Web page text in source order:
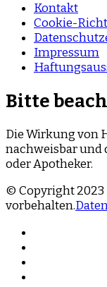
Kontakt
Cookie-
Impressum
Bitte
Die Wirkung von
nachweisbar und
oder Apotheker.
© Copyright 2023
vorbehalten.